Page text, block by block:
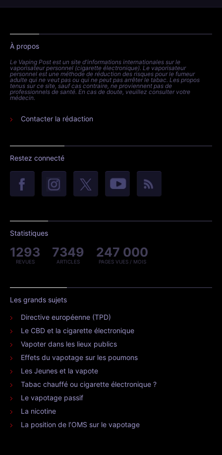
À propos
Le Vaping Post est un site d'informations internationales sur le
vaporisateur personnel (cigarette électronique). Le vaporisateur
personnel est une méthode de réduction des risques pour le fumeur
adulte qui ne veut pas ou qui ne peut pas arrêter le tabac. Les propos
tenus sur ce site, sauf cas contraire, ne proviennent pas de
professionnels de santé. En cas de doute, veuillez consulter votre
médecin.
Contacter la rédaction
Restez connecté
Statistiques
1293
REVUES
7349
ARTICLES
247 000
PAGES VUES / MOIS
Les grands sujets
Directive européenne (TPD)
Le CBD et la cigarette électronique
Vapoter dans les lieux publics
Effets du vapotage sur les poumons
Les Jeunes et la vapote
Tabac chauffé ou cigarette électronique ?
Le vapotage passif
La nicotine
La position de l’OMS sur le vapotage